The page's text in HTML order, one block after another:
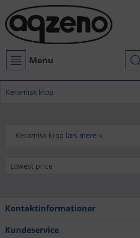
Menu
Keramisk krop
Keramisk krop læs mere »
Kontaktinformationer
Kundeservice